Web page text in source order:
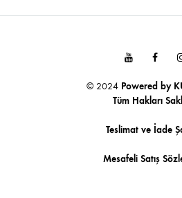
© 2024 Powered by
Tüm Hakları
Teslimat ve İade
Mesafeli Satış
Youtube